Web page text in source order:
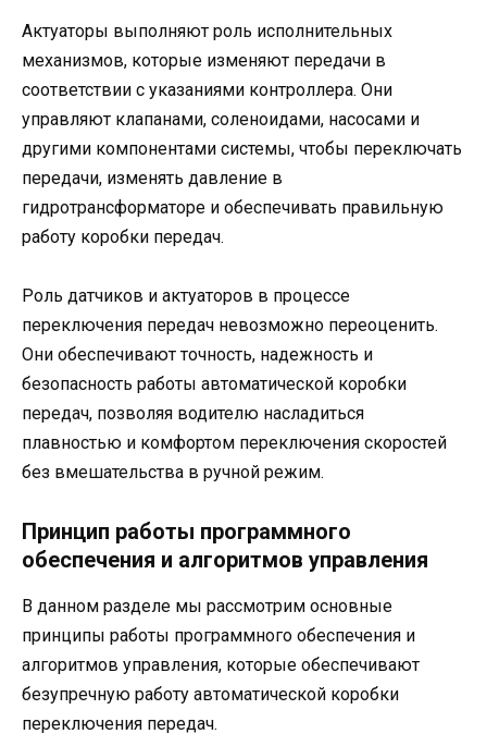
Актуаторы выполняют роль исполнительных
механизмов, которые изменяют передачи в
соответствии с указаниями контроллера. Они
управляют клапанами, соленоидами, насосами и
другими компонентами системы, чтобы переключать
передачи, изменять давление в
гидротрансформаторе и обеспечивать правильную
работу коробки передач.
Роль датчиков и актуаторов в процессе
переключения передач невозможно переоценить.
Они обеспечивают точность, надежность и
безопасность работы автоматической коробки
передач, позволяя водителю насладиться
плавностью и комфортом переключения скоростей
без вмешательства в ручной режим.
Принцип работы программного
обеспечения и алгоритмов управления
В данном разделе мы рассмотрим основные
принципы работы программного обеспечения и
алгоритмов управления, которые обеспечивают
безупречную работу автоматической коробки
переключения передач.